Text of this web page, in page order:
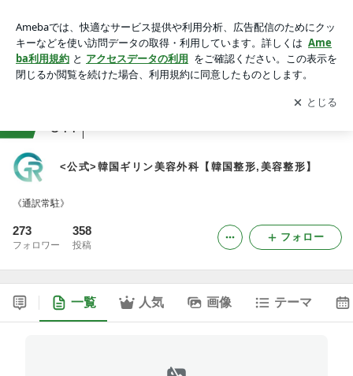
アプリをダウンロードして ブログの更新通知
を受け取りまし
ょう。
開く
344
<公式>韓国ギリン美容外科【韓国整形,美容整形】
《通訳常駐》
273
フォロワー
358
投稿
フォロー
一覧 人気 画像 テーマ